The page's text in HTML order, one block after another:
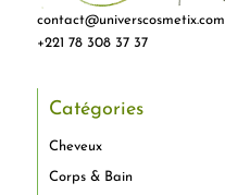
contact@universcosmetix.com
+221 78 308 37 37
Catégories
Cheveux
Corps & Bain